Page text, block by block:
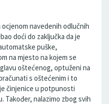
navedenih odlučnih
doći do zaključka da je
puške,
na mjesto na kojem se
oštećenog, optuženi na
s oštećenim i to
činjenice u potpunosti
Također, nalazimo zbog svih